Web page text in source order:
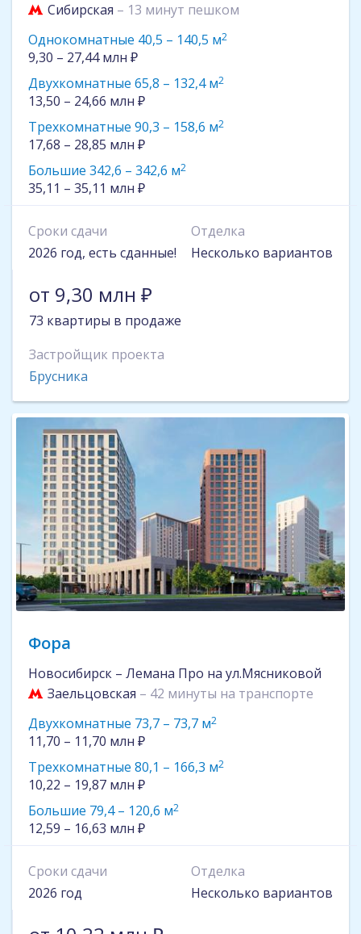
Сибирская – 13 минут пешком
Однокомнатные 40,5 – 140,5 м2
9,30 – 27,44 млн ₽
Двухкомнатные 65,8 – 132,4 м2
13,50 – 24,66 млн ₽
Трехкомнатные 90,3 – 158,6 м2
17,68 – 28,85 млн ₽
Большие 342,6 – 342,6 м2
35,11 – 35,11 млн ₽
Сроки сдачи
2026 год, есть сданные!
Отделка
Несколько вариантов
от 9,30 млн ₽
73 квартиры в продаже
Застройщик проекта
Брусника
Фора
Новосибирск – Лемана Про на ул.Мясниковой
Заельцовская – 42 минуты на транспорте
Двухкомнатные 73,7 – 73,7 м2
11,70 – 11,70 млн ₽
Трехкомнатные 80,1 – 166,3 м2
10,22 – 19,87 млн ₽
Большие 79,4 – 120,6 м2
12,59 – 16,63 млн ₽
Сроки сдачи
2026 год
Отделка
Несколько вариантов